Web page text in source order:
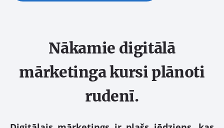
Nākamie digitālā
mārketinga kursiplānoti
rudenī.